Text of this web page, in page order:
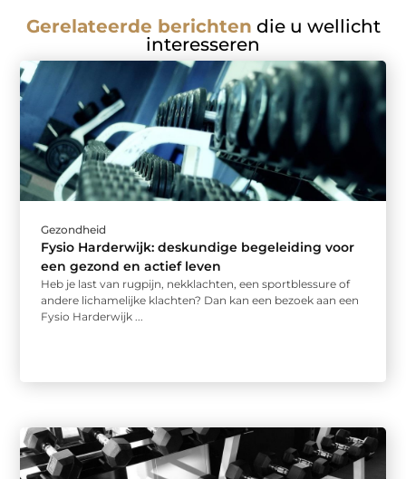
Gerelateerde berichten die u wellicht
interesseren
Gezondheid
Fysio Harderwijk: deskundige begeleiding voor
een gezond en actief leven
Heb je last van rugpijn, nekklachten, een sportblessure of
andere lichamelijke klachten? Dan kan een bezoek aan een
Fysio Harderwijk ...